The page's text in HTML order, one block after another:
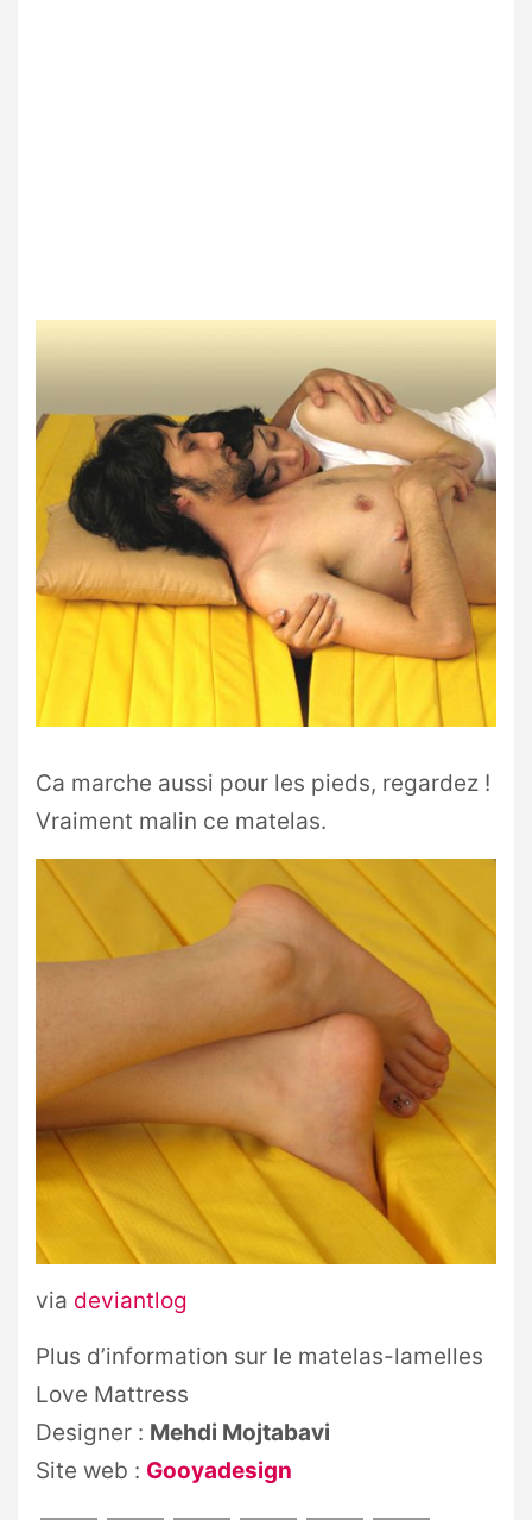
Ca marche aussi pour les pieds, regardez !
Vraiment malin ce matelas.
via deviantlog
Plus d’information sur le matelas-lamelles
Love Mattress
Designer : Mehdi Mojtabavi
Site web : Gooyadesign